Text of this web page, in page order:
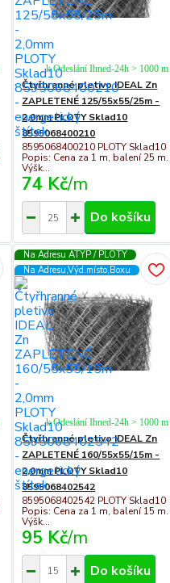
Čtyřhranné pletivo IDEAL Zn
ZAPLETENÉ 125/55x55/25m -
2,0mm PLOTY Sklad10
8595068400210
8595068400210 PLOTY Sklad10
Popis: Cena za 1 m, balení 25 m.
Výšk...
74 Kč/m
k Odeslání Ihned-24h > 1000 m
Do košíku
Na Adresu ATYP / PLOTY
Na Adresu,Výd.místo,Boxu
Čtyřhranné pletivo IDEAL Zn
ZAPLETENÉ 160/55x55/15m -
2,0mm PLOTY Sklad10
8595068402542
8595068402542 PLOTY Sklad10
Popis: Cena za 1 m, balení 15 m.
Výšk...
95 Kč/m
k Odeslání Ihned-24h > 1000 m
Do košíku